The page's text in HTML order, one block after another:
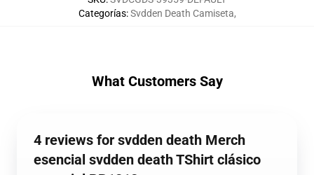
Categorías:Svdden Death Camiseta,
What Customers Say
4 reviews for svdden death Merch
esencial svdden death TShirt clásico